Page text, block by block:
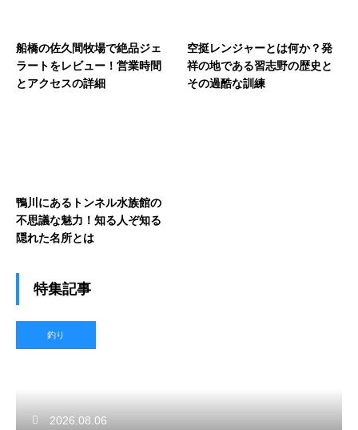
船橋の佐久間牧場で絶品ジェ
ラートをレビュー！営業時間
とアクセスの詳細
空挺レンジャーとは何か？発
祥の地である習志野の歴史と
その過酷な訓練
鴨川にあるトンネル水族館の
不思議な魅力！知る人ぞ知る
隠れた名所とは
特集記事
釣り
2026.08.06